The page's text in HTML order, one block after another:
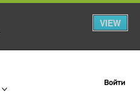
VIEW
Войти